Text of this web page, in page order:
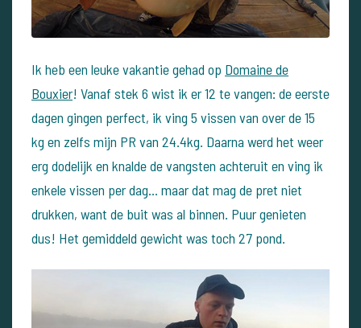
Ik heb een leuke vakantie gehad op Domaine de
Bouxier! Vanaf stek 6 wist ik er 12 te vangen: de eerste
dagen gingen perfect, ik ving 5 vissen van over de 15
kg en zelfs mijn PR van 24.4kg. Daarna werd het weer
erg dodelijk en knalde de vangsten achteruit en ving ik
enkele vissen per dag... maar dat mag de pret niet
drukken, want de buit was al binnen. Puur genieten
dus! Het gemiddeld gewicht was toch 27 pond.